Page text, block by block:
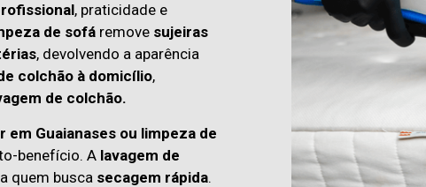
, praticidade e
de sofá remove sujeiras
, devolvendo a aparência
colchão à domicílio,
de colchão.
em Guaianases ou limpeza de
benefício. A lavagem de
quem busca secagem rápida.